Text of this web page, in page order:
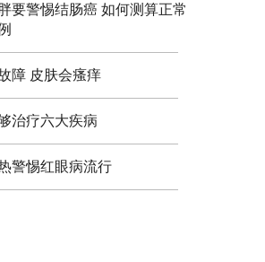
要警惕结肠癌 如何测算正常
障 皮肤会瘙痒
治疗六大疾病
警惕红眼病流行